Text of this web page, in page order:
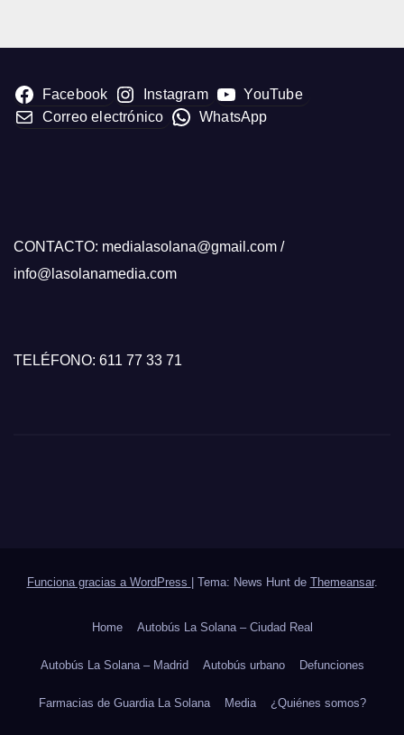
Facebook Instagram
YouTube
Correo electrónico
WhatsApp
CONTACTO: medialasolana@gmail.com /
info@lasolanamedia.com
TELÉFONO: 611 77 33 71
Funciona gracias a WordPress Tema: News Hunt de Themeansar.
Home Autobús La Solana – Ciudad Real
Autobús La Solana – Madrid Autobús urbano Defunciones
Farmacias de Guardia La Solana Media ¿Quiénes somos?